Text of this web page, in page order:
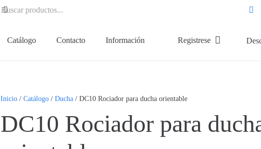
Catálogo Contacto Información Registrese
Inicio/ Catálogo/ Ducha/ DC10 Rociador para ducha orientable
DC10 Rociador para